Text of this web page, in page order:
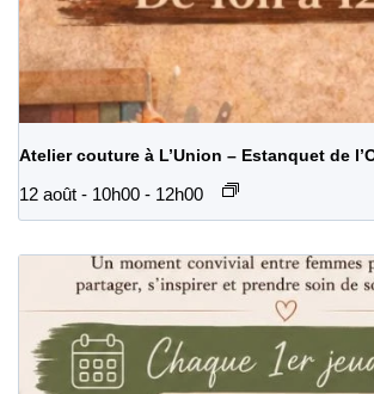
Atelier couture à L’Union – Estanquet de
12 août - 10h00 - 12h00